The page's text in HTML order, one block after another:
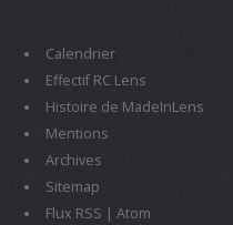
Calendrier
Effectif RC Lens
Histoire de MadeInLens
Mentions
Archives
Sitemap
Flux RSS | Atom